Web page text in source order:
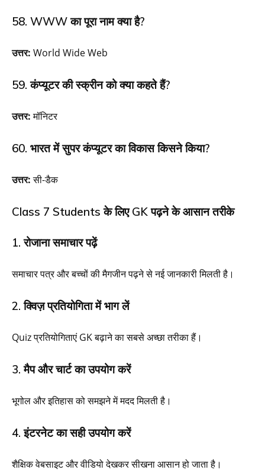
58. WWW का पूरा नाम क्या है?
उत्तर: World Wide Web
59. कंप्यूटर की स्क्रीन को क्या कहते हैं?
उत्तर:मॉनिटर
60. भारत में सुपर कंप्यूटर का विकास किसने किया?
उत्तर:सी-डैक
Class 7 Students के लिए GK पढ़ने के आसान तरीके
1. रोजाना समाचार पढ़ें
समाचार पत्र और बच्चों की मैगजीन पढ़ने से नई जानकारी मिलती है।
2. क्विज़ प्रतियोगिता में भाग लें
Quiz प्रतियोगिताएं GK बढ़ाने का सबसे अच्छा तरीका हैं।
3. मैप और चार्ट का उपयोग करें
भूगोल और इतिहास को समझने में मदद मिलती है।
4. इंटरनेट का सही उपयोग करें
शैक्षिक वेबसाइट और वीडियो देखकर सीखना आसान हो जाता है।